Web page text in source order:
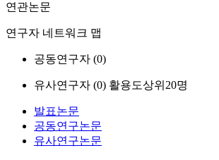
연관논문
연구자 네트워크 맵
공동연구자 (0)
유사연구자 (0) 활용도상위20명
발표논문
공동연구논문
유사연구논문